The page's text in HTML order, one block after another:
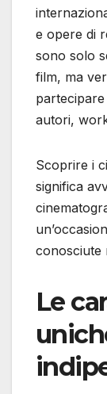
e opere di
sono solo
film, ma
autori,
Scoprire i
significa
conosciute
Le